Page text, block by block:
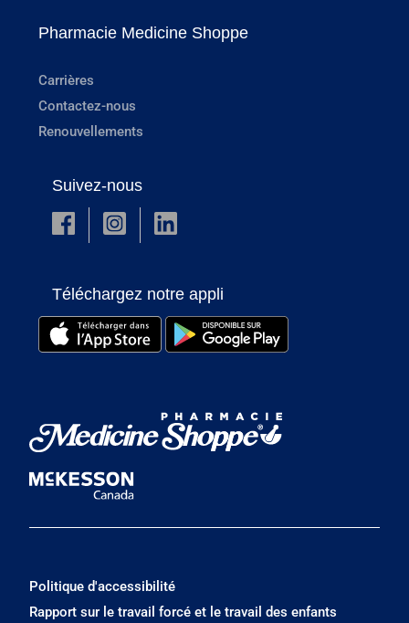
Pharmacie Medicine Shoppe
Carrières
Contactez-nous
Renouvellements
Suivez-nous
Téléchargez notre appli
Politique d'accessibilité
Rapport sur le travail forcé et le travail des enfants